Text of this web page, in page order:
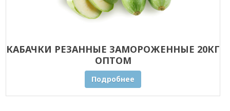
КАБАЧКИ РЕЗАННЫЕ ЗАМОРОЖЕННЫЕ 20КГ
ОПТОМ
Подробнее